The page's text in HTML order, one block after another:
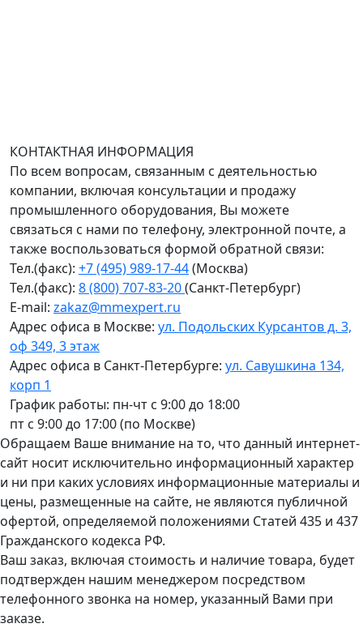
КОНТАКТНАЯ ИНФОРМАЦИЯ
По всем вопросам, связанным с деятельностью
компании, включая консультации и продажу
промышленного оборудования, Вы можете
связаться с нами по телефону, электронной почте, а
также воспользоваться формой обратной связи:
Тел.(факс): +7 (495) 989-17-44(Москва)
Тел.(факс): 8 (800) 707-83-20(Санкт-Петербург)
E-mail: zakaz@mmexpert.ru
Адрес офиса в Москве: ул. Подольских Курсантов д. 3,
оф 349, 3 этаж
Адрес офиса в Санкт-Петербурге: ул. Савушкина 134,
корп 1
График работы: пн-чт с 9:00 до 18:00
пт с 9:00 до 17:00 (по Москве)
Обращаем Ваше внимание на то, что данный интернет-
сайт носит исключительно информационный характер
и ни при каких условиях информационные материалы и
цены, размещенные на сайте, не являются публичной
офертой, определяемой положениями Статей 435 и 437
Гражданского кодекса РФ.
Ваш заказ, включая стоимость и наличие товара, будет
подтвержден нашим менеджером посредством
телефонного звонка на номер, указанный Вами при
заказе.